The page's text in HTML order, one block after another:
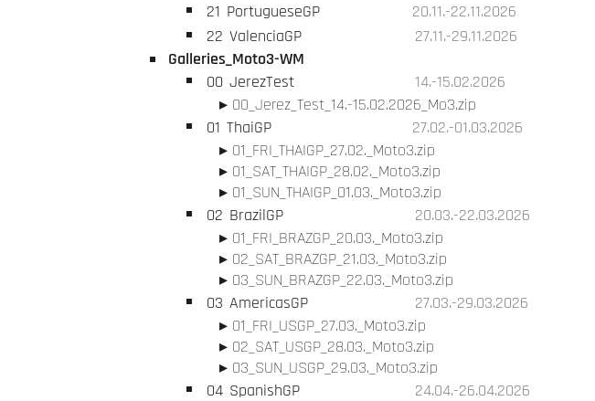
21 PortugueseGP
20.11.-22.11.2026
22 ValenciaGP
27.11.-29.11.2026
Galleries_Moto3-WM
00 JerezTest
14.-15.02.2026
00_Jerez_Test_14.-15.02.2026_Mo3.zip
01 ThaiGP
27.02.-01.03.2026
01_FRI_THAIGP_27.02._Moto3.zip
01_SAT_THAIGP_28.02._Moto3.zip
01_SUN_THAIGP_01.03._Moto3.zip
02 BrazilGP
20.03.-22.03.2026
01_FRI_BRAZGP_20.03._Moto3.zip
02_SAT_BRAZGP_21.03._Moto3.zip
03_SUN_BRAZGP_22.03._Moto3.zip
03 AmericasGP
27.03.-29.03.2026
01_FRI_USGP_27.03._Moto3.zip
02_SAT_USGP_28.03._Moto3.zip
03_SUN_USGP_29.03._Moto3.zip
04 SpanishGP
24.04.-26.04.2026